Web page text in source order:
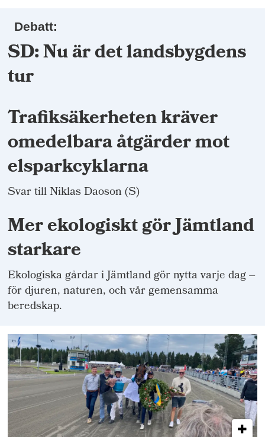
Debatt:
SD: Nu är det landsbygdens
tur
Trafiksäkerheten kräver
omedelbara åtgärder mot
elsparkcyklarna
Svar till Niklas Daoson (S)
Mer ekologiskt gör Jämtland
starkare
Ekologiska gårdar i Jämtland gör nytta varje dag –
för djuren, naturen, och vår gemensamma
beredskap.